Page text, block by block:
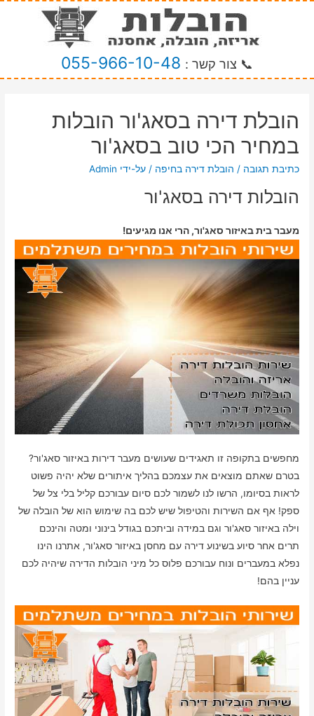
📞 צור קשר : 055-966-10-48
הובלת דירה בסאג'ור הובלות
במחיר הכי טוב בסאג'ור
כתיבת תגובה / הובלת דירה בחיפה / על-ידי Admin
הובלות דירה בסאג'ור
מעבר בית באיזור סאג'ור, הרי אנו מגיעים!
מחפשים בתקופה זו תאגידים שעושים מעבר דירות באיזור סאג'ור?
בטרם שאתם מוצאים את עצמכם בהליך איתורים שלא יהיה פשוט
לראות בסיומו, הרשו לנו לשמור לכם סיום עבורכם קליל בלי צל של
ספק! אף אם השירות והטיפול שיש לכם בה שימוש הוא של הובלה של
וילה באיזור סאג'ור וגם במידה וביתכם בגודל בינוני ומטה והינכם
תרים אחר סיוע בשינוע דירה עם מחסן באיזור סאג'ור, אתרנו הינו
נפלא במעברים ונוח עבורכם פלוס כל מיני הובלות הדירה שיהיה לכם
עניין בהם!